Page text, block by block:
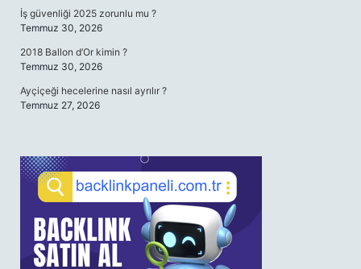
İş güvenliği 2025 zorunlu mu ?
Temmuz 30, 2026
2018 Ballon d’Or kimin ?
Temmuz 30, 2026
Ayçiçeği hecelerine nasıl ayrılır ?
Temmuz 27, 2026